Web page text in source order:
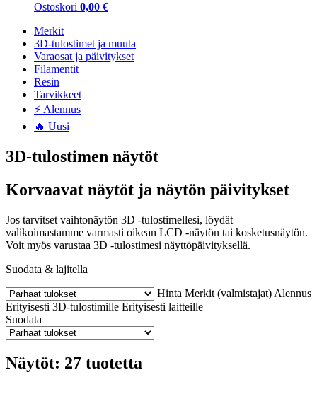
Ostoskori 0,00 €
Merkit
3D-tulostimet ja muuta
Varaosat ja päivitykset
Filamentit
Resin
Tarvikkeet
⚡ Alennus
🔥 Uusi
3D-tulostimen näytöt
Korvaavat näytöt ja näytön päivitykset
Jos tarvitset vaihtonäytön 3D -tulostimellesi, löydät
valikoimastamme varmasti oikean LCD -näytön tai kosketusnäytön.
Voit myös varustaa 3D -tulostimesi näyttöpäivityksellä.
Suodata & lajitella
Hinta Merkit (valmistajat) Alennus
Erityisesti 3D-tulostimille Erityisesti laitteille
Suodata
Näytöt: 27 tuotetta